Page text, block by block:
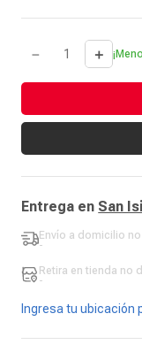
＋
－
Entrega en San
Envío a domicilio
-
Retira en tienda no
-
Ingresa tu ubicación